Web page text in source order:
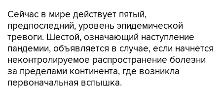
Сейчас в мире действует пятый,
предпоследний, уровень эпидемической
тревоги. Шестой, означающий наступление
пандемии, объявляется в случае, если начнется
неконтролируемое распространение болезни
за пределами континента, где возникла
первоначальная вспышка.